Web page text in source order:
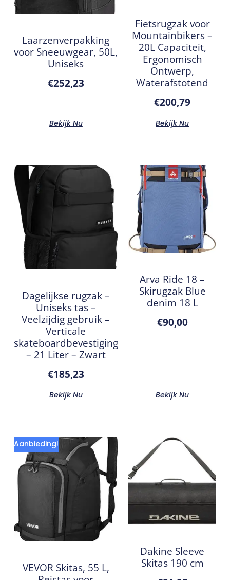
Laarzenverpakking
voor Sneeuwgear, 50L,
Uniseks
€252,23
Bekijk Nu
Fietsrugzak voor
Mountainbikers –
20L Capaciteit,
Ergonomisch
Ontwerp,
Waterafstotend
€200,79
Bekijk Nu
Dagelijkse rugzak –
Uniseks tas –
Veelzijdig gebruik –
Verticale
skateboardbevestiging
– 21 Liter – Zwart
€185,23
Bekijk Nu
Arva Ride 18 –
Skirugzak Blue
denim 18 L
€90,00
Bekijk Nu
Aanbieding!
VEVOR Skitas, 55 L,
Dakine Sleeve
Skitas 190 cm